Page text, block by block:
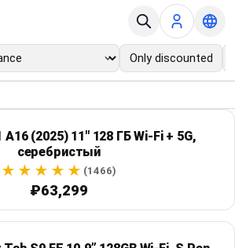
Only discounted
×
(2025) 11" 128 ГБ Wi‑Fi + 5G,
серебристый
(1466)
₽63,299